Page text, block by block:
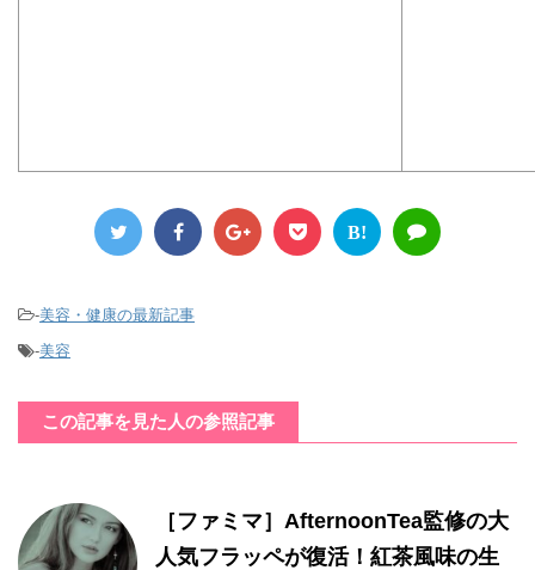
B!
-美容・健康の最新記事
-美容
この記事を見た人の参照記事
［ファミマ］AfternoonTea監修の大
人気フラッペが復活！紅茶風味の生